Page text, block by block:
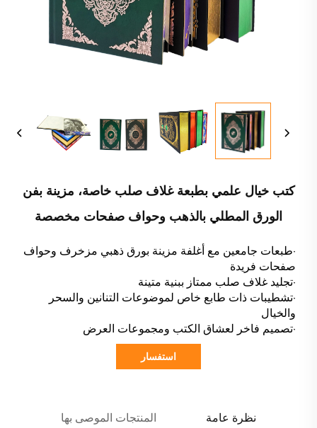
كتب خيال علمي بطبعة غلاف صلب خاصة، مزينة بفن
الورق المطلي بالذهب وحواف صفحات مخصصة
·طبعات جامعين مع أغلفة مزينة بورق ذهبي مزخرف وحواف
صفحات فريدة
·تجليد غلاف صلب ممتاز ببنية متينة
·تشطيبات ذات طابع خاص لموضوعات التنانين والسحر
والخيال
·تصميم فاخر لعشاق الكتب ومجموعات العرض
استفسار
نظرة عامة المنتجات الموصى بها